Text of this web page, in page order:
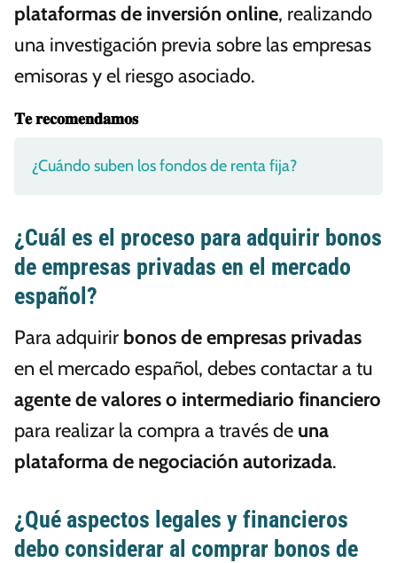
plataformas de inversión online, realizando
una investigación previa sobre las empresas
emisoras y el riesgo asociado.
𝐓𝐞 𝐫𝐞𝐜𝐨𝐦𝐞𝐧𝐝𝐚𝐦𝐨𝐬
¿Cuándo suben los fondos de renta fija?
¿Cuál es el proceso para adquirir bonos
de empresas privadas en el mercado
español?
Para adquirir bonos de empresas privadas
en el mercado español, debes contactar a tu
agente de valores o intermediario financiero
para realizar la compra a través de una
plataforma de negociación autorizada.
¿Qué aspectos legales y financieros
debo considerar al comprar bonos de